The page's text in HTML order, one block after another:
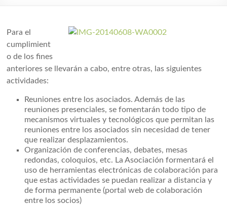
Para el
cumplimient
o de los fines
anteriores se llevarán a cabo, entre otras, las siguientes
actividades:
Reuniones entre los asociados. Además de las
reuniones presenciales, se fomentarán todo tipo de
mecanismos virtuales y tecnológicos que permitan las
reuniones entre los asociados sin necesidad de tener
que realizar desplazamientos.
Organización de conferencias, debates, mesas
redondas, coloquios, etc. La Asociación formentará el
uso de herramientas electrónicas de colaboración para
que estas actividades se puedan realizar a distancia y
de forma permanente (portal web de colaboración
entre los socios)